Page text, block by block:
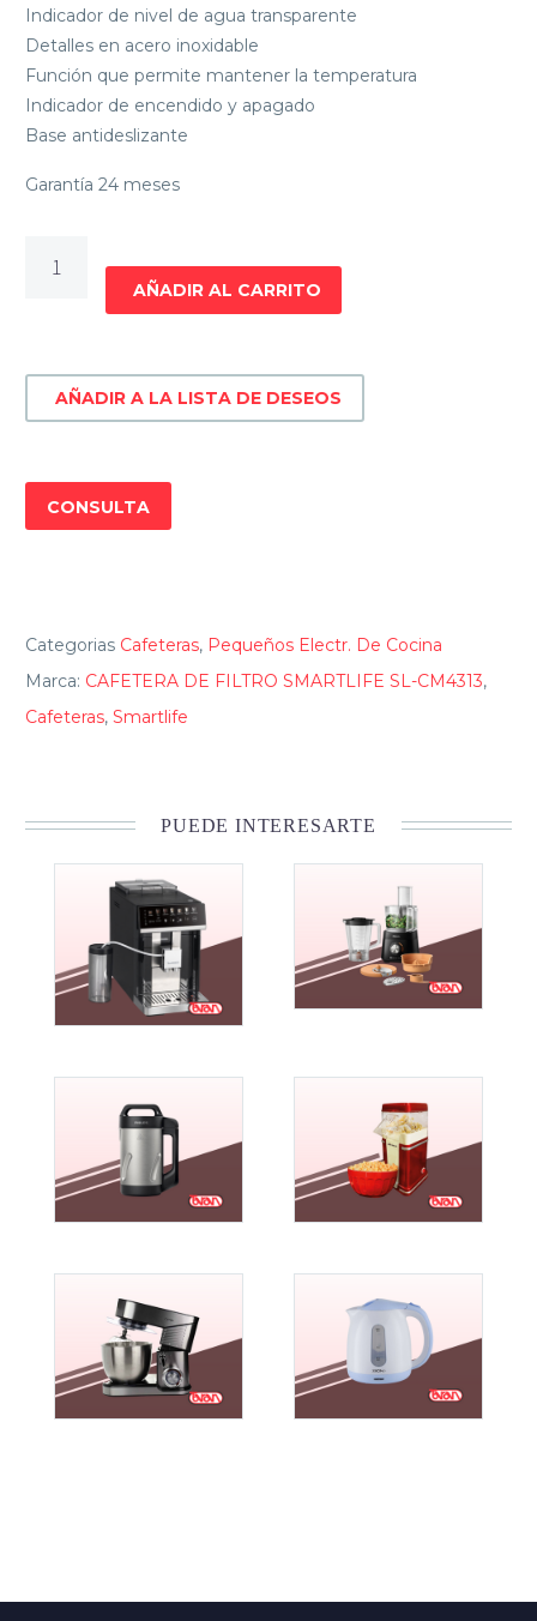
Indicador de nivel de agua transparente
Detalles en acero inoxidable
Función que permite mantener la temperatura
Indicador de encendido y apagado
Base antideslizante
Garantía 24 meses
SL-
CM4313
cantidad
AÑADIR AL CARRITO
AÑADIR A LA LISTA DE DESEOS
CONSULTA
Categorias Cafeteras, Pequeños Electr. De Cocina
Marca: CAFETERA DE FILTRO SMARTLIFE SL-CM4313,
Cafeteras, Smartlife
PUEDE INTERESARTE